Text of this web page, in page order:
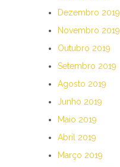
Dezembro 2019
Novembro 2019
Outubro 2019
Setembro 2019
Agosto 2019
Junho 2019
Maio 2019
Abril 2019
Março 2019